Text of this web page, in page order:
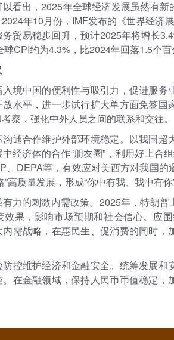
看出，2025年全球经济发展虽然有
年10月份，IMF发布的《世界经济
贸易稳步回升，预计2025年将增长
CPI约为4.3%，比2024年回落1.5个
境中国的便利性与吸引力，促进服
水平，进一步试行扩大单方面免签
察，强化中外人员之间的联系和交往。
通合作维护外部环境稳定。以我国
经济体的合作“朋友圈”，利用好上合
、DEPA等，有效应对美西方对我国
”高质量发展，形成“你中有我、我中有
力的刺激内需政策。2025年，特朗
效果，影响市场预期和社会信心。应
需战略，在惠民生、促消费的同时
防控维护经济和金融安全。统筹发展
在金融领域，保持人民币币值稳定